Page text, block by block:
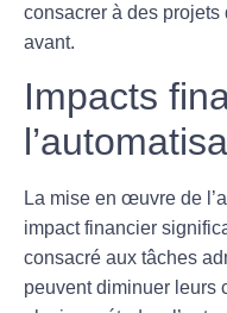
consacrer à des projets
avant.
Impacts
La mise en œuvre de
impact financier
consacré aux tâches
peuventdiminuer leurs